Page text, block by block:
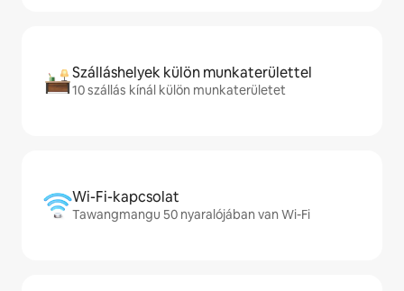
Szálláshelyek külön munkaterülettel
10 szállás kínál külön munkaterületet
Wi-Fi-kapcsolat
Tawangmangu 50 nyaralójában van Wi-Fi